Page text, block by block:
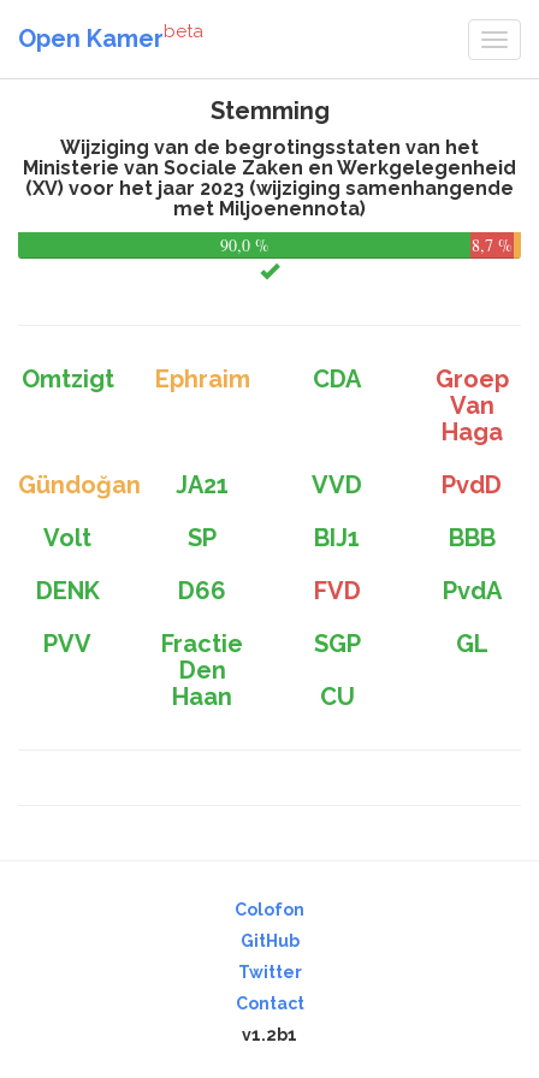
Open Kamerbeta
Stemming
Wijziging van de begrotingsstaten van het
Ministerie van Sociale Zaken en Werkgelegenheid
(XV) voor het jaar 2023 (wijziging samenhangende
met Miljoenennota)
90,0 %
8,7 %
Omtzigt Ephraim CDA
Groep
Van
Haga
Gündoğan
JA21 VVD
PvdD
Volt
SP BIJ1
BBB
DENK
D66 FVD
PvdA
PVV
Fractie
Den
Haan
SGP
GL
CU
Colofon
GitHub
Twitter
Contact
v1.2b1